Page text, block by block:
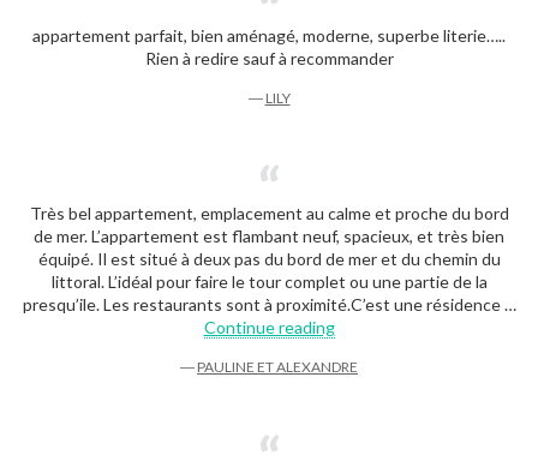
appartement parfait, bien aménagé, moderne, superbe literie…..
Rien à redire sauf à recommander
― LILY
Très bel appartement, emplacement au calme et proche du bord
de mer. L’appartement est flambant neuf, spacieux, et très bien
équipé. Il est situé à deux pas du bord de mer et du chemin du
littoral. L’idéal pour faire le tour complet ou une partie de la
presqu’ile. Les restaurants sont à proximité.C’est une résidence …
Continue reading“Pauline et Alexandre”
― PAULINE ET ALEXANDRE